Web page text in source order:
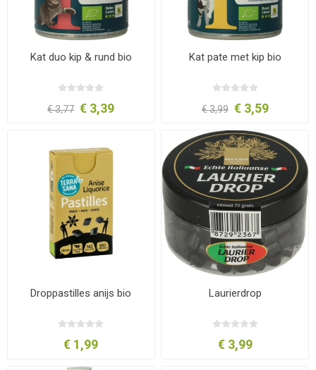
Kat duo kip & rund bio
€ 3,77 € 3,39
Kat pate met kip bio
€ 3,99 € 3,59
Droppastilles anijs bio
€ 1,99
Laurierdrop
€ 3,99